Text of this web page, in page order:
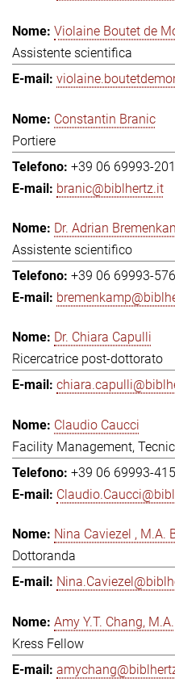
Violaine Boutet de
Assistente scientifica
Constantin Branic
Portiere
+39 06 69993-201
branic@biblhertz.it
Dr. Adrian
Assistente scientifico
+39 06 69993-576
Dr. Chiara Capulli
Ricercatrice post-dottorato
Claudio Caucci
Facility Management,
+39 06 69993-415
Nina Caviezel , M.A.
Dottoranda
Amy Y.T. Chang, M.A.
Kress Fellow